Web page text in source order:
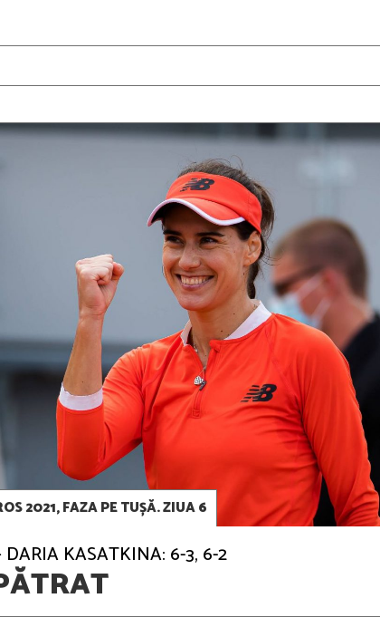
2021, FAZA PE TUȘĂ. ZIUA 6
DARIA KASATKINA: 6-3, 6-2